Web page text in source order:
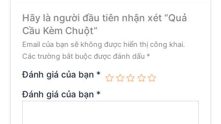
Hãy là người đầu tiên nhận xét “Quả
Cầu Kèm Chuột”
Email của bạn sẽ không được hiển thị công khai.
Các trường bắt buộc được đánh dấu *
Đánh giá của bạn *
Đánh giá của bạn *